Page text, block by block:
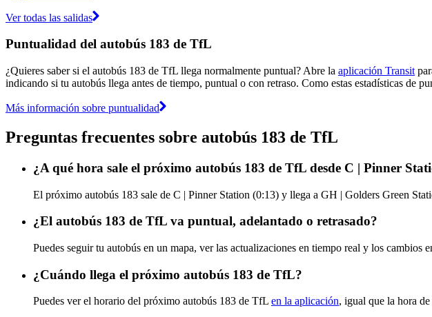
Ver todas las salidas
Puntualidad del autobús 183 de TfL
¿Quieres saber si el autobús 183 de TfL llega normalmente puntual? Abre la aplicación Transit
indicando si tu autobús llega antes de tiempo, puntual o con retraso. Como estas estadísticas de
Más información sobre puntualidad
Preguntas frecuentes sobre autobús 183 de TfL
¿A qué hora sale el próximo autobús 183 de TfL desde C | Pinner
El próximo autobús 183 sale de C | Pinner Station (0:13) y llega a GH | Golders Green
¿El autobús 183 de TfL va puntual, adelantado o retrasado?
Puedes seguir tu autobús en un mapa, ver las actualizaciones en tiempo real y los cambios
¿Cuándo llega el próximo autobús 183 de TfL?
Puedes ver el horario del próximo autobús 183 de TfL en la aplicación, igual que la hora